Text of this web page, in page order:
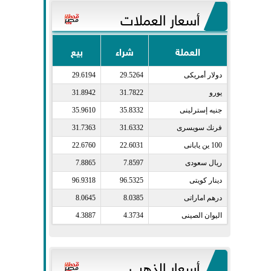
أسعار العملات
العملة شراء بيع
دولار أمريكى​ 29.5264
29.6194
يورو​ 31.7822
31.8942
جنيه إسترلينى​ 35.8332
35.9610
فرنك سويسرى​ 31.6332
31.7363
100 ين يابانى​ 22.6031
22.6760
ريال سعودى​ 7.8597
7.8865
دينار كويتى​ 96.5325
96.9318
درهم اماراتى​ 8.0385
8.0645
اليوان الصينى​ 4.3734
4.3887
أسعار الذهب